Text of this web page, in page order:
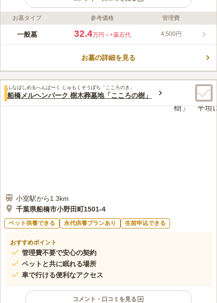
ライフドット編集部のコメント
園内は空が見渡せる開放的な空間に仕上がっています。また園内
た雰囲気のある霊園です。管理事務所では、お参りに必要な花や
も安心してお参りができます。一般墓の他にも、永代供養墓や樹
木葬があります。色々なニーズにあったお墓を選ぶことができま
す。お彼岸やお盆などの混雑時にも安心の、広い駐車場がありま
口コミ評価
みんなの評価
3.6 口コミ4 件
60代女性
霊園の周りは、民家と工場、倉庫などで、いつも静かです。春に
は桜、次はハナミズキと咲き続けるところが気に入って、ここに決めまし
お墓タイプ 参考価格 管理費
一般墓 32.4万円～+墓石代 4,500円
お墓の詳細を見る
ふなばしめるへんぱーく じゅもくそうぼち「こころのき」
船橋メルヘンパーク 樹木葬墓地「こころの樹」
小室駅から1.3km
千葉県船橋市小野田町1501-4
ペット供養できる 永代供養プランあり 生前申込できる
おすすめポイント
管理費不要で安心の契約
ペットと共に眠れる場所
車で行ける便利なアクセス
コメント・口コミを見る